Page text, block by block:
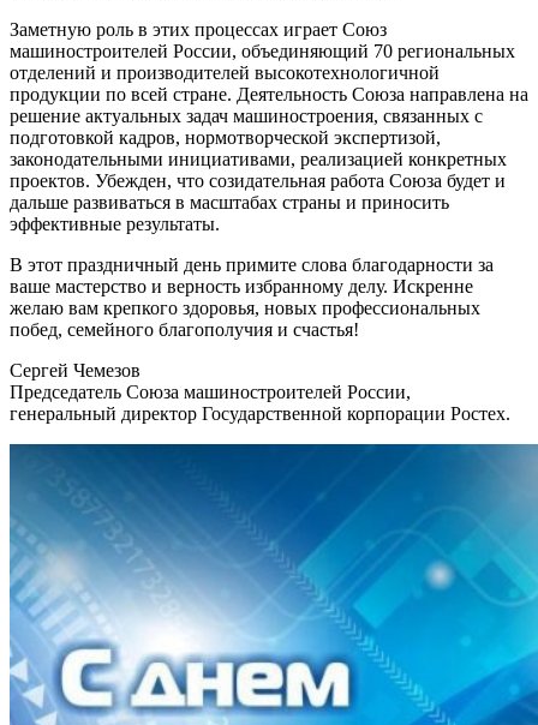
Заметную роль в этих процессах играет Союз
машиностроителей России, объединяющий 70 региональных
отделений и производителей высокотехнологичной
продукции по всей стране. Деятельность Союза направлена на
решение актуальных задач машиностроения, связанных с
подготовкой кадров, нормотворческой экспертизой,
законодательными инициативами, реализацией конкретных
проектов. Убежден, что созидательная работа Союза будет и
дальше развиваться в масштабах страны и приносить
эффективные результаты.
В этот праздничный день примите слова благодарности за
ваше мастерство и верность избранному делу. Искренне
желаю вам крепкого здоровья, новых профессиональных
побед, семейного благополучия и счастья!
Сергей Чемезов
Председатель Союза машиностроителей России,
генеральный директор Государственной корпорации Ростех.